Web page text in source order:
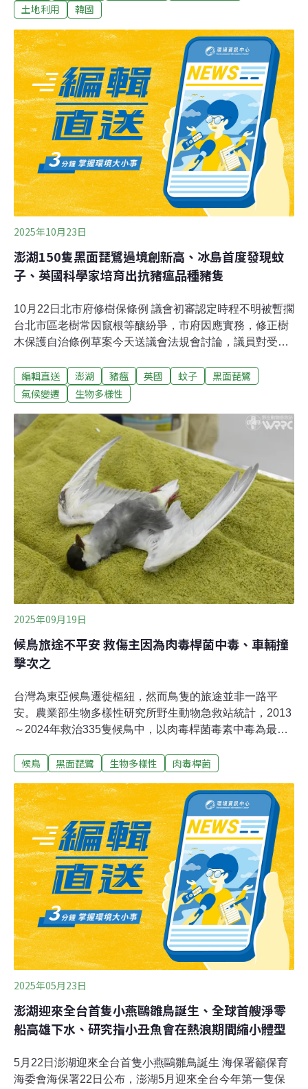
育等級。台江國家公園管理處稱，未來幾年會持續監測調
盟︰部分地區局部族群數量下降根據國際鳥盟資料，1997
年黑面琵鷺數量估計為535隻，過去20多年，數量保持增
長，近年增長速度放緩。2025年「黑面琵鷺全球同步普
查」中，全球共紀錄到7081隻黑面琵鷺，為歷史新高，台
灣則錄到4169隻，占總數58.9%。
土地利用 韓國
2025年10月23日
澎湖150隻黑面琵鷺過境創新高、冰島首度發現蚊
子、英國科學家培育出抗豬瘟品種豬隻
10月22日北市府修樹保條例 議會初審認定時程不明被暫擱
台北市區老樹常因竄根等釀紛爭，市府因應實務，修正樹
木保護自治條例草案今天送議會法規會討論，議員對受保
擱。台北市議會法規委員會討論包含修正台北市樹木保護
自治條例部分條文等案。針對樹保條例，依北市文化局資
規定，從2009年經4次修正，但為完善樹木保護制度及實
務需求，再次提出修正此條例部分條文草案。（中央社報
導）雙北豪雨釀災 土石崩落住戶預防性撤離 蔣萬安說話了
東北季風及低氣壓影響，雙北帶來驚人雨量，文山區景華
街昨晚出現土石流狀況，而位於公館寶藏巖昨晚9時接到
市民通報住處後方擋土牆崩塌，也讓民眾擔心連日大雨恐
有安全疑慮，市長蔣萬安表示，目前持續關注狀況，也跟
氣象團隊持續掌握整個風雨情勢。（聯合報報導）
編輯直送 澎湖 豬瘟 英國 蚊子
黑面琵鷺
氣候變遷
生物多樣性
2025年09月19日
候鳥旅途不平安 救傷主因為肉毒桿菌中毒、車輛撞
擊次之
台灣為東亞候鳥遷徙樞紐，然而鳥隻的旅途並非一路平
安。農業部生物多樣性研究所野生動物急救站統計，2013
～2024年救治335隻候鳥中，以肉毒桿菌毒素中毒為最，
是行經棲地減速慢行，或是發現受傷候鳥盡速通報救傷單
9～10月，包含紅尾伯勞、灰面鵟鷹、黑面琵鷺等候鳥紛
紛現蹤台灣，然而他們的旅途並不安全。根據農業部生物
多樣性研究所野生動物急救站統計，2013～2024年間，共
救治58種、335隻候鳥。生多所發布新聞稿，候鳥救傷以
肉毒桿菌毒素中毒占比最高，且107隻救傷案例中，有105
隻為黑面琵鷺，經施打抗毒素血清及進行支持療法，最終
80隻康復重返野外。然而生多所表示，抗毒素血清昂貴且
數量有限，目前僅能優先使用在瀕臨絕種保育類的黑面琵
鷺身上，尚無法廣泛施打於所有中毒鳥類，因此了解致病
原因並執行相應的棲地
候鳥 黑面琵鷺 生物多樣性 肉毒桿菌
2025年05月23日
澎湖迎來全台首隻小燕鷗雛鳥誕生、全球首艘淨零
船高雄下水、研究指小丑魚會在熱浪期間縮小體型
5月22日澎湖迎來全台首隻小燕鷗雛鳥誕生 海保署籲保育
海委會海保署22日公布，澎湖5月迎來全台今年第一隻保